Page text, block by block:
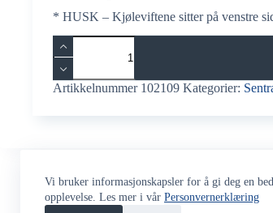
Vi bruker informasjonskapsler for å gi deg en
opplevelse. Les mer i vår Personvernerklæring
* HUSK – Kjøleviftene sitter på venstre
Previdia
Kabel
for
horisontal
utvidelse
Artikkelnummer 102109 Kategorier: